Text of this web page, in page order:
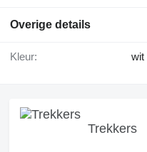
Overige details
Kleur: wit
Trekkers